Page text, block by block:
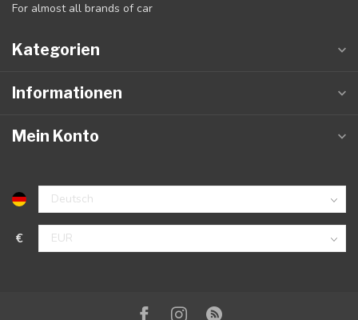
For almost all brands of car
Kategorien
Informationen
Mein Konto
€